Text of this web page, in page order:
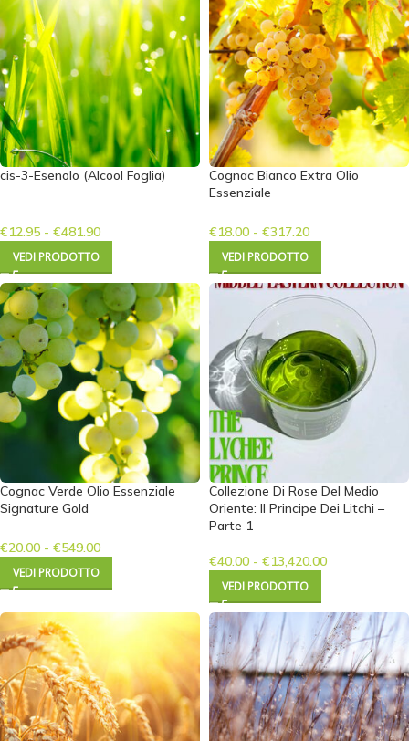
cis-3-Esenolo (Alcool Foglia)
€12.95 - €481.90
VEDI PRODOTTO
Cognac Bianco Extra Olio
Essenziale
€18.00 - €317.20
VEDI PRODOTTO
Cognac Verde Olio Essenziale
Signature Gold
€20.00 - €549.00
VEDI PRODOTTO
Collezione Di Rose Del Medio
Oriente: Il Principe Dei Litchi –
Parte 1
€40.00 - €13,420.00
VEDI PRODOTTO